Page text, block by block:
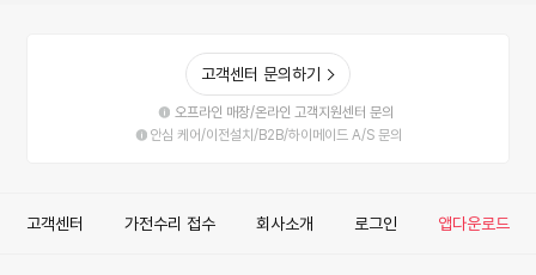
고객센터 문의하기
오프라인 매장/온라인 고객지원센터 문의
안심 케어/이전설치/B2B/하이메이드 A/S 문의
고객센터 가전수리 접수 회사소개 로그인 앱다운로드